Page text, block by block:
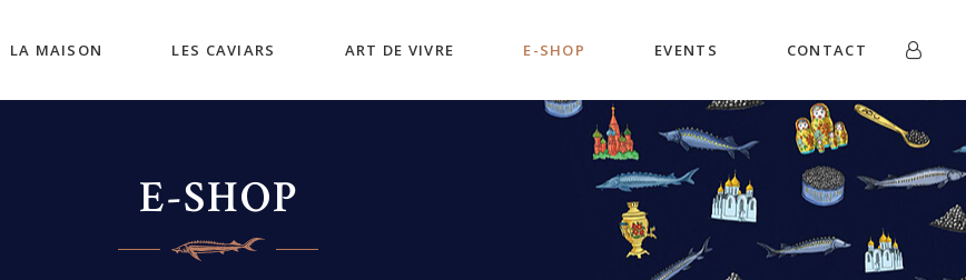
LA MAISON LES CAVIARS ART DE VIVRE E-SHOP EVENTS CONTACT
E-SHOP